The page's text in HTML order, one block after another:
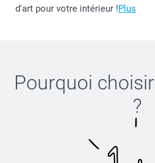
d'art pour votre intérieur !Plus
Pourquoi choisir
?